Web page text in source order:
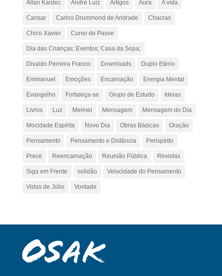
Allan Kardec André Luiz Artigos Aura A vida
Cansar Carlos Drummond de Andrade Chacras
Chico Xavier Curso de Passe
Dia das Crianças; Eventos; Casa da Sopa;
Divaldo Perreira Franco Downloads Duplo Etério
Emmanuel Emoções Encarnação Energia Mental
Evangelho Fortaleça-se Grupo de Estudo Ideias
Livros Luz Meimei Mensagem Mensagem do Dia
Mocidade Espírita Novo Dia Obras Básicas Oração
Pensamento Pensamento e Distância Perispírito
Prece Reencarnação Reunião Pública Revistas
Siga em Frente solidão Velocidade do Pensamento
Vidas de Júlio Vontade